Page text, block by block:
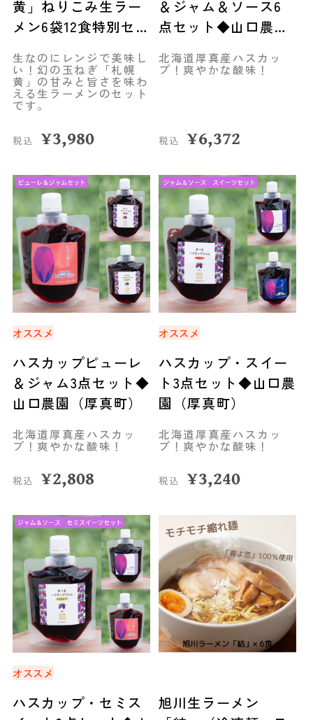
黄」ねりこみ生ラー
メン6袋12食特別セッ
ズ
生なのにレンジで美味し
い！幻の玉ねぎ「札幌
黄」の甘みと旨さを味わ
える生ラーメンのセット
です。
税込 ¥3,980
＆ジャム＆ソース6
点セット◆山口農園
北海道厚真産ハスカッ
プ！爽やかな酸味！
税込 ¥6,372
オススメ
ハスカップピューレ
＆ジャム3点セット◆
山口農園（厚真町）
北海道厚真産ハスカッ
プ！爽やかな酸味！
税込 ¥2,808
オススメ
ハスカップ・スイー
ト3点セット◆山口農
園（厚真町）
北海道厚真産ハスカッ
プ！爽やかな酸味！
税込 ¥3,240
オススメ
ハスカップ・セミス
旭川生ラーメン